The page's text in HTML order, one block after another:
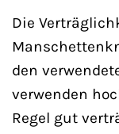
Die
den
verwenden
Regel gut